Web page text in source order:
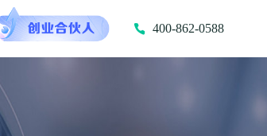
400-862-0588